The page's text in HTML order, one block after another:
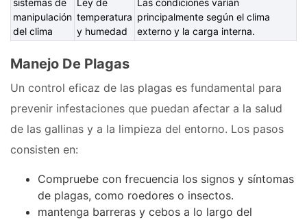
manipulación
del clima
temperatura
y humedad
principalmente según el clima
externo y la carga interna.
Manejo De Plagas
Un control eficaz de las plagas es fundamental para
prevenir infestaciones que puedan afectar a la salud
de las gallinas y a la limpieza del entorno. Los pasos
consisten en:
Compruebe con frecuencia los signos y síntomas
de plagas, como roedores o insectos.
mantenga barreras y cebos a lo largo del